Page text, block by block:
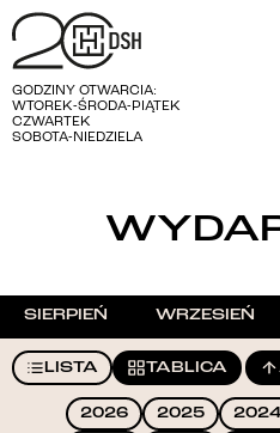
GODZINY OTWARCIA:
WTOREK-ŚRODA-PIĄTEK
CZWARTEK
SOBOTA-NIEDZIELA
SIERPIEŃ WRZESIEŃ
LISTA TABLICA
2026 2025 2024